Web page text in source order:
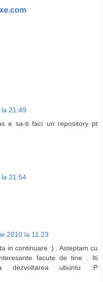
21:49
e sa-ti faci un repository pt
21:54
2010 la 11:23
in continuare :) . Asteptam cu
facute de tine . Iti
ubuntu :P